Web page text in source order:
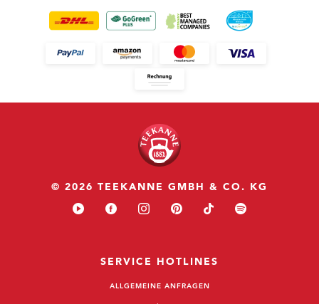
© 2026 TEEKANNE GMBH & CO. KG
SERVICE HOTLINES
ALLGEMEINE ANFRAGEN